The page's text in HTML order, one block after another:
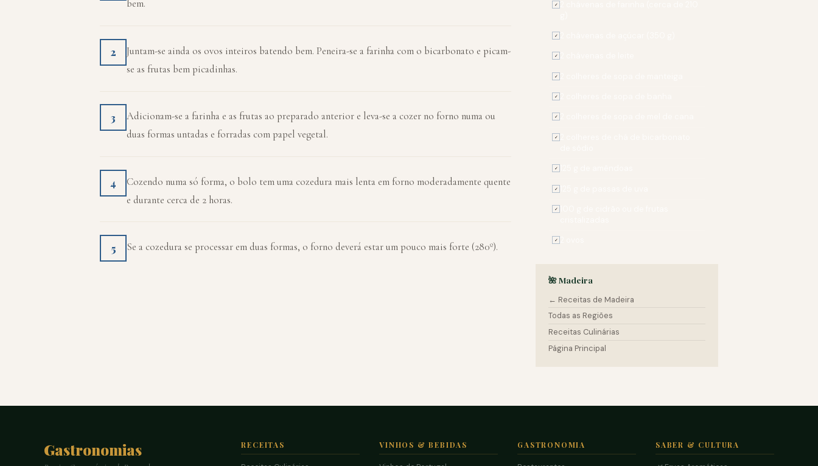
bem.
2
Juntam-se ainda os ovos inteiros batendo bem. Peneira-se a farinha com o bicarbonato e picam-
se as frutas bem picadinhas.
3
Adicionam-se a farinha e as frutas ao preparado anterior e leva-se a cozer no forno numa ou
duas formas untadas e forradas com papel vegetal.
4
Cozendo numa só forma, o bolo tem uma cozedura mais lenta em forno moderadamente quente
e durante cerca de 2 horas.
5 Se a cozedura se processar em duas formas, o forno deverá estar um pouco mais forte (280º).
✓
✓
✓
✓
✓
✓
✓
✓
✓
✓
✓
🌺 Madeira
← Receitas de Madeira
Todas as Regiões
Receitas Culinárias
Página Principal
Gastronomias RECEITAS VINHOS & BEBIDAS GASTRONOMIA SABER & CULTURA